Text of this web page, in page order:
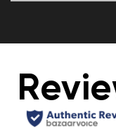
IFTTT y Wyze Rules.